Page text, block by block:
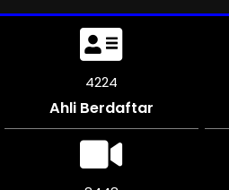
4653
Ahli Berdaftar